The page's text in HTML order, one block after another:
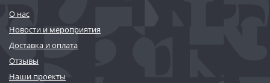
О нас
Новости и мероприятия
Доставка и оплата
Отзывы
Наши проекты